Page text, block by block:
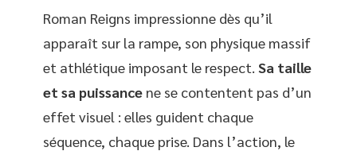
Roman Reigns impressionne dès qu’il
apparaît sur la rampe, son physique massif
et athlétique imposant le respect. Sa taille
et sa puissance ne se contentent pas d’un
effet visuel : elles guident chaque
séquence, chaque prise. Dans l’action, le